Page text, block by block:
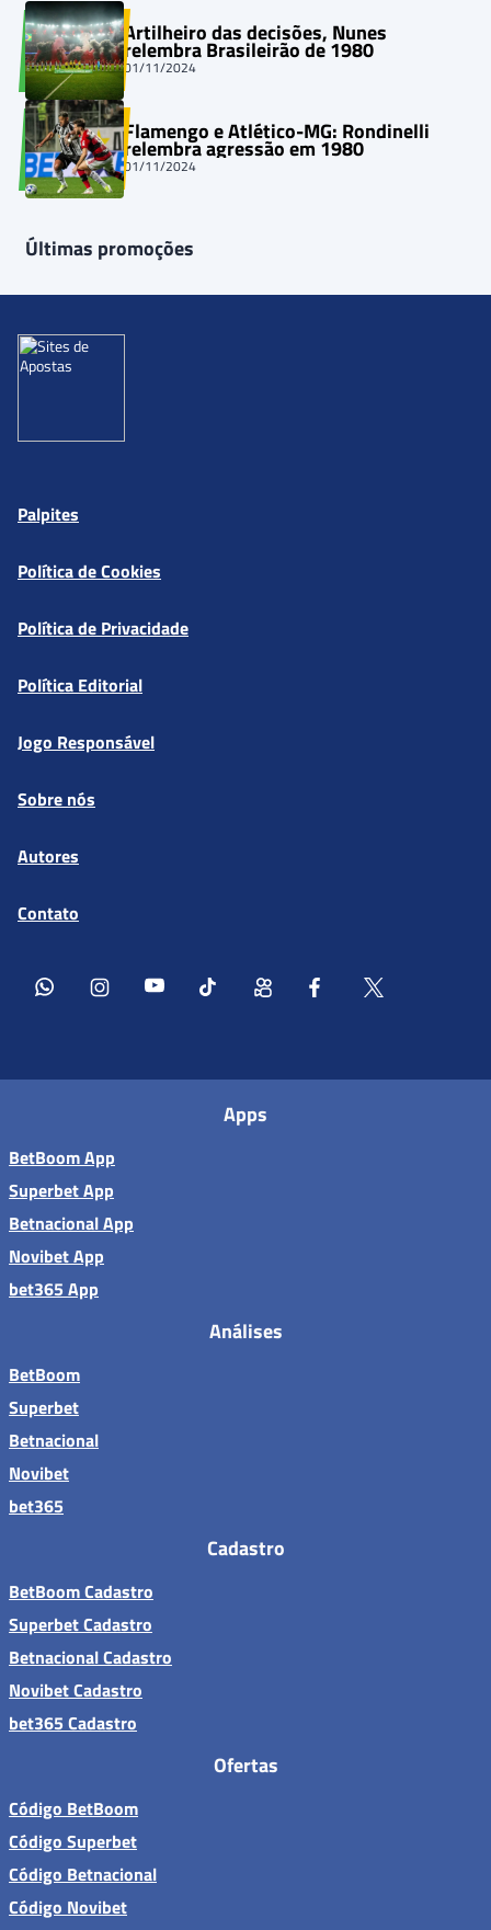
Artilheiro das decisões, Nunes
relembra Brasileirão de 1980
01/11/2024
Flamengo e Atlético-MG: Rondinelli
relembra agressão em 1980
01/11/2024
Últimas promoções
Palpites
Política de Cookies
Política de Privacidade
Política Editorial
Jogo Responsável
Sobre nós
Autores
Contato
Apps
BetBoom App
Superbet App
Betnacional App
Novibet App
bet365 App
Análises
BetBoom
Superbet
Betnacional
Novibet
bet365
Cadastro
BetBoom Cadastro
Superbet Cadastro
Betnacional Cadastro
Novibet Cadastro
bet365 Cadastro
Ofertas
Código BetBoom
Código Superbet
Código Betnacional
Código Novibet